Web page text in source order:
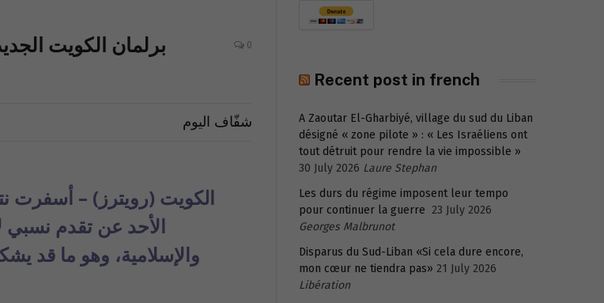
برلمان الكويت
0
شفّاف اليوم
الكويت (رويترز) – أسفرت
الأحد عن تقدم نسبي
والإسلامية، وهو ما قد
Recent post in french
A Zaoutar El-Gharbiyé, village du sud du Liban
désigné « zone pilote » : « Les Israéliens ont
tout détruit pour rendre la vie impossible »
30 July 2026 Laure Stephan
Les durs du régime imposent leur tempo
pour continuer la guerre 23 July 2026
Georges Malbrunot
Disparus du Sud-Liban «Si cela dure encore,
mon cœur ne tiendra pas» 21 July 2026
Libération